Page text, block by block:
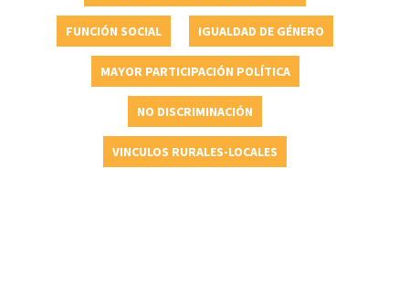
FUNCIÓN SOCIAL IGUALDAD DE GÉNERO
MAYOR PARTICIPACIÓN POLÍTICA
NO DISCRIMINACIÓN
VINCULOS RURALES-LOCALES